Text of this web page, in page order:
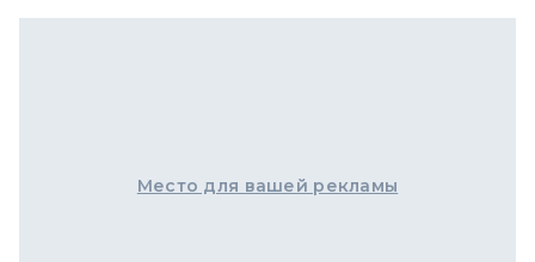
Место для вашей рекламы